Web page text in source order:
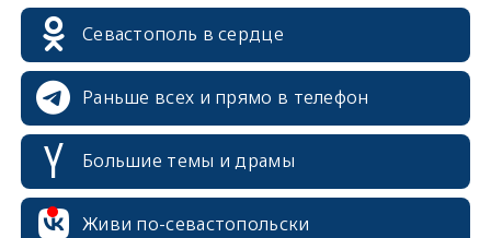
Севастополь в сердце
Раньше всех и прямо в телефон
Большие темы и драмы
Живи по-севастопольски